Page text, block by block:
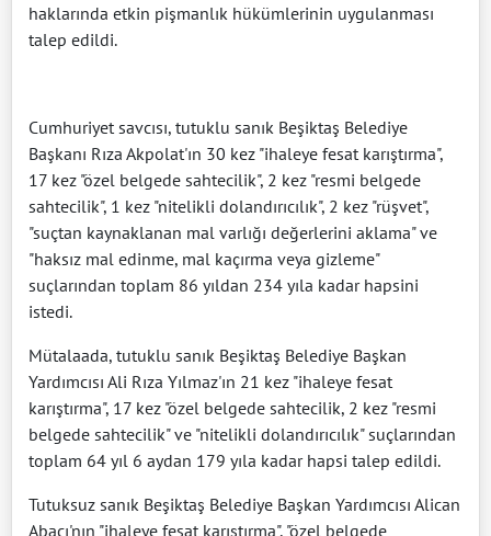
haklarında etkin pişmanlık hükümlerinin uygulanması
talep edildi.
Cumhuriyet savcısı, tutuklu sanık Beşiktaş Belediye
Başkanı Rıza Akpolat'ın 30 kez "ihaleye fesat karıştırma",
17 kez "özel belgede sahtecilik", 2 kez "resmi belgede
sahtecilik", 1 kez "nitelikli dolandırıcılık", 2 kez "rüşvet",
"suçtan kaynaklanan mal varlığı değerlerini aklama" ve
"haksız mal edinme, mal kaçırma veya gizleme"
suçlarından toplam 86 yıldan 234 yıla kadar hapsini
istedi.
Mütalaada, tutuklu sanık Beşiktaş Belediye Başkan
Yardımcısı Ali Rıza Yılmaz'ın 21 kez "ihaleye fesat
karıştırma", 17 kez "özel belgede sahtecilik, 2 kez "resmi
belgede sahtecilik" ve "nitelikli dolandırıcılık" suçlarından
toplam 64 yıl 6 aydan 179 yıla kadar hapsi talep edildi.
Tutuksuz sanık Beşiktaş Belediye Başkan Yardımcısı Alican
Abacı'nın "ihaleye fesat karıştırma", "özel belgede